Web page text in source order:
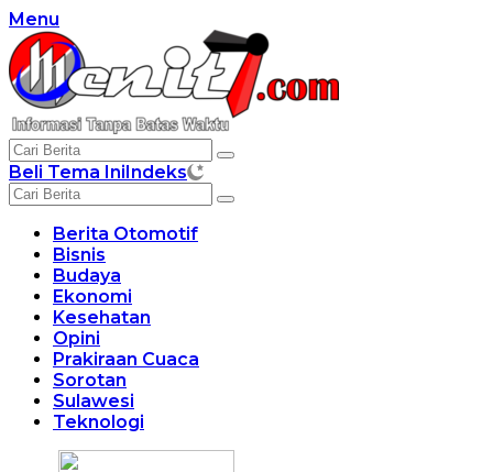
Langsung
ke
konten
Menu
Beli Tema IniIndeks
Berita Otomotif
Bisnis
Budaya
Ekonomi
Kesehatan
Opini
Prakiraan Cuaca
Sorotan
Sulawesi
Teknologi